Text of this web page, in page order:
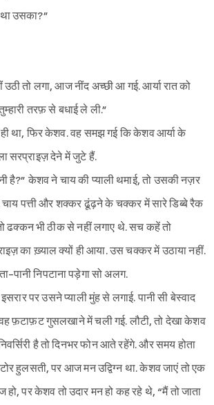
उसका?”
उठी तो लगा, आज नींद अच्छी आ गई. आर्या रात को
तरफ़ से बधाई ले ली.”
था, फिर केशव. वह समझ गई कि केशव आर्या के
सरप्राइज़ देने में जुटे हैं.
है?” केशव ने चाय की प्याली थमाई, तो उसकी नज़र
चाय पत्ती और शक्कर ढूंढ़ने के चक्कर में सारे डिब्बे रैक
भी ठीक से नहीं लगाए थे. सच कहें तो
का ख़्याल क्यों ही आया. उस चक्कर में उठाया नहीं.
पानी निपटाना पड़ेगा सो अलग.
पर उसने प्याली मुंह से लगाई. पानी सी बेस्वाद
फ़टाफ़ट गुसलखाने में चली गई. लौटी, तो देखा केशव
है तो दिनभर फोन आते रहेंगे. और समय होता
हुलसती, पर आज मन उद्विग्न था. केशव जाएं तो एक
हो, पर केशव तो उदार मन हो कह रहे थे, “मैं तो जाता